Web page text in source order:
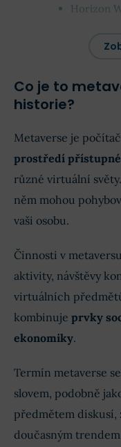
Horizon
Příklady
Axie
The
Investování
Závěr: Co
Co je to
historie?
Metaverse je
prostředí
různé virtuální
něm mohou
vaši osobu.
Činnosti v
aktivity, návštěvy
virtuálních
kombinuje prvky
ekonomiky.
Termín metaverse
slovem, podobně
předmětem diskusí,
doučasným